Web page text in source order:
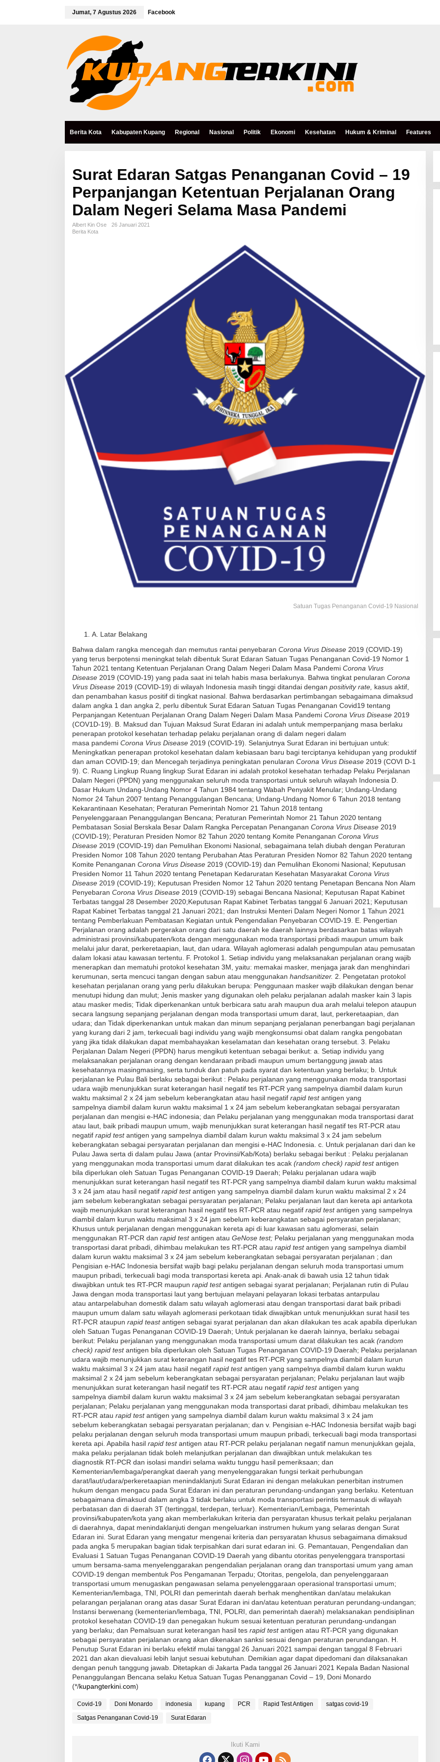
Jumat, 7 Agustus 2026 Facebook
Berita Kota Kabupaten Kupang Regional Nasional Politik Ekonomi Kesehatan Hukum & Kriminal Features
Surat Edaran Satgas Penanganan Covid – 19
Perpanjangan Ketentuan Perjalanan Orang
Dalam Negeri Selama Masa Pandemi
Albert Kin Ose
26 Januari 2021
Berita Kota
Satuan Tugas Penanganan Covid-19 Nasional
A. Latar Belakang
Bahwa dalam rangka mencegah dan memutus rantai penyebaran Corona Virus Disease 2019 (COVID-19)
yang terus berpotensi meningkat telah dibentuk Surat Edaran Satuan Tugas Penanganan Covid-19 Nomor 1
Tahun 2021 tentang Ketentuan Perjalanan Orang Dalam Negeri Dalam Masa Pandemi Corona Virus
Disease 2019 (COVID-19) yang pada saat ini telah habis masa berlakunya. Bahwa tingkat penularan Corona
Virus Disease 2019 (COVID-19) di wilayah Indonesia masih tinggi ditandai dengan positivity rate, kasus aktif,
dan penambahan kasus positif di tingkat nasional. Bahwa berdasarkan pertimbangan sebagaimana dimaksud
dalam angka 1 dan angka 2, perlu dibentuk Surat Edaran Satuan Tugas Penanganan Covid­19 tentang
Perpanjangan Ketentuan Perjalanan Orang Dalam Negeri Dalam Masa Pandemi Corona Virus Disease 2019
(COV1D-19). B. Maksud dan Tujuan Maksud Surat Edaran ini adalah untuk memperpanjang masa berlaku
penerapan protokol kesehatan terhadap pelaku perjalanan orang di dalam negeri dalam
masa pandemi Corona Virus Disease 2019 (COVID-19). Selanjutnya Surat Edaran ini bertujuan untuk:
Meningkatkan penerapan protokol kesehatan dalam kebiasaan baru bagi terciptanya kehidupan yang produktif
dan aman COVID-19; dan Mencegah terjadinya peningkatan penularan Corona Virus Disease 2019 (COVI D-1
9). C. Ruang Lingkup Ruang lingkup Surat Edaran ini adalah protokol kesehatan terhadap Pelaku Perjalanan
Dalam Negeri (PPDN) yang menggunakan seluruh moda transportasi untuk seluruh wilayah Indonesia D.
Dasar Hukum Undang-Undang Nomor 4 Tahun 1984 tentang Wabah Penyakit Menular; Undang-Undang
Nomor 24 Tahun 2007 tentang Penanggulangan Bencana; Undang-Undang Nomor 6 Tahun 2018 tentang
Kekarantinaan Kesehatan; Peraturan Pemerintah Nomor 21 Tahun 2018 tentang
Penyelenggaraan Penanggulangan Bencana; Peraturan Pemerintah Nomor 21 Tahun 2020 tentang
Pembatasan Sosial Berskala Besar Dalam Rangka Percepatan Penanganan Corona Virus Disease 2019
(COVID-19); Peraturan Presiden Nomor 82 Tahun 2020 tentang Komite Penanganan Corona Virus
Disease 2019 (COVID-19) dan Pemulihan Ekonomi Nasional, sebagaimana telah diubah dengan Peraturan
Presiden Nomor 108 Tahun 2020 tentang Perubahan Atas Peraturan Presiden Nomor 82 Tahun 2020 tentang
Komite Penanganan Corona Virus Disease 2019 (COVID-19) dan Pemulihan Ekonomi Nasional; Keputusan
Presiden Nomor 11 Tahun 2020 tentang Penetapan Kedaruratan Kesehatan Masyarakat Corona Virus
Disease 2019 (COVID-19); Keputusan Presiden Nomor 12 Tahun 2020 tentang Penetapan Bencana Non Alam
Penyebaran Corona Virus Disease 2019 (COVID-19) sebagai Bencana Nasional; Keputusan Rapat Kabinet
Terbatas tanggal 28 Desember 2020;Keputusan Rapat Kabinet Terbatas tanggal 6 Januari 2021; Keputusan
Rapat Kabinet Terbatas tanggal 21 Januari 2021; dan Instruksi Menteri Dalam Negeri Nomor 1 Tahun 2021
tentang Pemberlakuan Pembatasan Kegiatan untuk Pengendalian Penyebaran COVID-19. E. Pengertian
Perjalanan orang adalah pergerakan orang dari satu daerah ke daerah lainnya berdasarkan batas wilayah
administrasi provinsi/kabupaten/kota dengan menggunakan moda transportasi pribadi maupun umum baik
melalui jalur darat, perkeretaapian, laut, dan udara. Wilayah aglomerasi adalah pengumpulan atau pemusatan
dalam lokasi atau kawasan tertentu. F. Protokol 1. Setiap individu yang melaksanakan perjalanan orang wajib
menerapkan dan mematuhi protokol kesehatan 3M, yaitu: memakai masker, menjaga jarak dan menghindari
kerumunan, serta mencuci tangan dengan sabun atau menggunakan handsanitizer. 2. Pengetatan protokol
kesehatan perjalanan orang yang perlu dilakukan berupa: Penggunaan masker wajib dilakukan dengan benar
menutupi hidung dan mulut; Jenis masker yang digunakan oleh pelaku perjalanan adalah masker kain 3 lapis
atau masker medis; Tidak diperkenankan untuk berbicara satu arah maupun dua arah melalui telepon ataupun
secara langsung sepanjang perjalanan dengan moda transportasi umum darat, laut, perkeretaapian, dan
udara; dan Tidak diperkenankan untuk makan dan minum sepanjang perjalanan penerbangan bagi perjalanan
yang kurang dari 2 jam, terkecuali bagi individu yang wajib mengkonsumsi obat dalam rangka pengobatan
yang jika tidak dilakukan dapat membahayakan keselamatan dan kesehatan orang tersebut. 3. Pelaku
Perjalanan Dalam Negeri (PPDN) harus mengikuti ketentuan sebagai berikut: a. Setiap individu yang
melaksanakan perjalanan orang dengan kendaraan pribadi maupun umum bertanggung jawab atas
kesehatannya masing­masing, serta tunduk dan patuh pada syarat dan ketentuan yang berlaku; b. Untuk
perjalanan ke Pulau Bali berlaku sebagai berikut : Pelaku perjalanan yang menggunakan moda transportasi
udara wajib menunjukkan surat keterangan hasil negatif tes RT-PCR yang sampelnya diambil dalam kurun
waktu maksimal 2 x 24 jam sebelum keberangkatan atau hasil negatif rapid testantigen yang
sampelnya diambil dalam kurun waktu maksimal 1 x 24 jam sebelum keberangkatan sebagai persyaratan
perjalanan dan mengisi e-HAC indonesia; dan Pelaku perjalanan yang menggunakan moda transportasi darat
atau laut, baik pribadi maupun umum, wajib menunjukkan surat keterangan hasil negatif tes RT-PCR atau
negatif rapid testantigen yang sampelnya diambil dalam kurun waktu maksimal 3 x 24 jam sebelum
keberangkatan sebagai persyaratan perjalanan dan mengisi e-HAC Indonesia. c. Untuk perjalanan dari dan ke
Pulau Jawa serta di dalam pulau Jawa (antar Provinsi/Kab/Kota) berlaku sebagai berikut : Pelaku perjalanan
yang menggunakan moda transportasi umum darat dilakukan tes acak (random check) rapid testantigen
bila diperlukan oleh Satuan Tugas Penanganan COVID-19 Daerah; Pelaku perjalanan udara wajib
menunjukkan surat keterangan hasil negatif tes RT-PCR yang sampelnya diambil dalam kurun waktu maksimal
3 x 24 jam atau hasil negatif rapid testantigen yang sampelnya diambil dalam kurun waktu maksimal 2 x 24
jam sebelum keberangkatan sebagai persyaratan perjalanan; Pelaku perjalanan laut dan kereta api antarkota
wajib menunjukkan surat keterangan hasil negatif tes RT-PCR atau negatif rapid testantigen yang sampelnya
diambil dalam kurun waktu maksimal 3 x 24 jam sebelum keberangkatan sebagai persyaratan perjalanan;
Khusus untuk perjalanan dengan menggunakan kereta api di luar kawasan satu aglomerasi, selain
menggunakan RT-PCR dan rapid testantigen atau GeNose test; Pelaku perjalanan yang menggunakan moda
transportasi darat pribadi, dihimbau melakukan tes RT-PCR atau rapid testantigen yang sampelnya diambil
dalam kurun waktu maksimal 3 x 24 jam sebelum keberangkatan sebagai persyaratan perjalanan ; dan
Pengisian e-HAC Indonesia bersifat wajib bagi pelaku perjalanan dengan seluruh moda transportasi umum
maupun pribadi, terkecuali bagi moda transportasi kereta api. Anak-anak di bawah usia 12 tahun tidak
diwajibkan untuk tes RT-PCR maupun rapid testantigen sebagai syarat perjalanan; Perjalanan rutin di Pulau
Jawa dengan moda transportasi laut yang bertujuan melayani pelayaran lokasi terbatas antarpulau
atau antarpelabuhan domestik dalam satu wilayah aglomerasi atau dengan transportasi darat baik pribadi
maupun umum dalam satu wilayah aglomerasi perkotaan tidak diwajibkan untuk menunjukkan surat hasil tes
RT-PCR ataupun rapid teastantigen sebagai syarat perjalanan dan akan dilakukan tes acak apabila diperlukan
oleh Satuan Tugas Penanganan COVID-19 Daerah; Untuk perjalanan ke daerah lainnya, berlaku sebagai
berikut: Pelaku perjalanan yang menggunakan moda transportasi umum darat dilakukan tes acak (random
check) rapid testantigen bila diperlukan oleh Satuan Tugas Penanganan COVID-19 Daerah; Pelaku perjalanan
udara wajib menunjukkan surat keterangan hasil negatif tes RT-PCR yang sampelnya diambil dalam kurun
waktu maksimal 3 x 24 jam atau hasil negatif rapid testantigen yang sampelnya diambil dalam kurun waktu
maksimal 2 x 24 jam sebelum keberangkatan sebagai persyaratan perjalanan; Pelaku perjalanan laut wajib
menunjukkan surat keterangan hasil negatif tes RT-PCR atau negatif rapid testantigen yang
sampelnya diambil dalam kurun waktu maksimal 3 x 24 jam sebelum keberangkatan sebagai persyaratan
perjalanan; Pelaku perjalanan yang menggunakan moda transportasi darat pribadi, dihimbau melakukan tes
RT-PCR atau rapid testantigen yang sampelnya diambil dalam kurun waktu maksimal 3 x 24 jam
sebelum keberangkatan sebagai persyaratan perjalanan; dan v. Pengisian e-HAC Indonesia bersifat wajib bagi
pelaku perjalanan dengan seluruh moda transportasi umum maupun pribadi, terkecuali bagi moda transportasi
kereta api. Apabila hasil rapid testantigen atau RT-PCR pelaku perjalanan negatif namun menunjukkan gejala,
maka pelaku perjalanan tidak boleh melanjutkan perjalanan dan diwajibkan untuk melakukan tes
diagnostik RT-PCR dan isolasi mandiri selama waktu tunggu hasil pemeriksaan; dan
Kementerian/lembaga/perangkat daerah yang menyelenggarakan fungsi terkait perhubungan
darat/laut/udara/perkeretaapian menindaklanjuti Surat Edaran ini dengan melakukan penerbitan instrumen
hukum dengan mengacu pada Surat Edaran ini dan peraturan perundang-undangan yang berlaku. Ketentuan
sebagaimana dimaksud dalam angka 3 tidak berlaku untuk moda transportasi perintis termasuk di wilayah
perbatasan dan di daerah 3T (tertinggal, terdepan, terluar). Kementerian/Lembaga, Pemerintah
provinsi/kabupaten/kota yang akan memberlakukan kriteria dan persyaratan khusus terkait pelaku perjalanan
di daerahnya, dapat menindaklanjuti dengan mengeluarkan instrumen hukum yang selaras dengan Surat
Edaran ini. Surat Edaran yang mengatur mengenai kriteria dan persyaratan khusus sebagaimana dimaksud
pada angka 5 merupakan bagian tidak terpisahkan dari surat edaran ini. G. Pemantauan, Pengendalian dan
Evaluasi 1 Satuan Tugas Penanganan COVID-19 Daerah yang dibantu otoritas penyelenggara transportasi
umum bersama-sama menyelenggarakan pengendalian perjalanan orang dan transportasi umum yang aman
COVID-19 dengan membentuk Pos Pengamanan Terpadu; Otoritas, pengelola, dan penyelenggaraan
transportasi umum menugaskan pengawasan selama penyelenggaraan operasional transportasi umum;
Kementerian/lembaga, TNI, POLRI dan pemerintah daerah berhak menghentikan dan/atau melakukan
pelarangan perjalanan orang atas dasar Surat Edaran ini dan/atau ketentuan peraturan perundang-undangan;
Instansi berwenang (kementerian/lembaga, TNI, POLRI, dan pemerintah daerah) melaksanakan pendisiplinan
protokol kesehatan COVID-19 dan penegakan hukum sesuai ketentuan peraturan perundang-undangan
yang berlaku; dan Pemalsuan surat keterangan hasil tes rapid testantigen atau RT-PCR yang digunakan
sebagai persyaratan perjalanan orang akan dikenakan sanksi sesuai dengan peraturan perundangan. H.
Penutup Surat Edaran ini berlaku efektif mulai tanggal 26 Januari 2021 sampai dengan tanggal 8 Februari
2021 dan akan dievaluasi lebih lanjut sesuai kebutuhan. Demikian agar dapat dipedomani dan dilaksanakan
dengan penuh tanggung jawab. Ditetapkan di Jakarta Pada tanggal 26 Januari 2021 Kepala Badan Nasional
Penanggulangan Bencana selaku Ketua Satuan Tugas Penangganan Covid – 19, Doni Monardo
(*/kupangterkini.com)
Covid-19 Doni Monardo indonesia kupang PCR Rapid Test Antigen
satgas covid-19
Satgas Penanganan Covid-19
Surat Edaran
Ikuti Kami
RSUD Naibonat Musnahkan Obat
Kadaluarsa
Di Kesehatan 19 Desember 2021